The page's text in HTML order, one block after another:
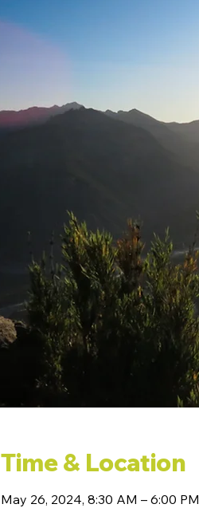
Time & Location
May 26, 2024, 8:30 AM – 6:00 PM